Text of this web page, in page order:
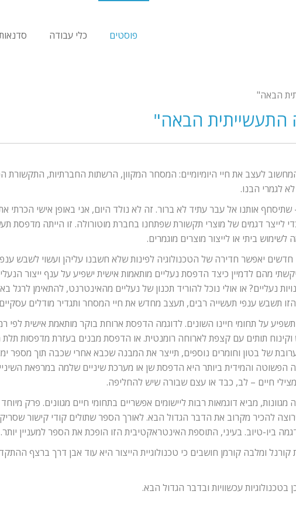
פוסטים כלי עבודה
הבאה"
הבאה"
לעצב את חיי היומיומיים: המסחר המקוון, הרשתות החברתיות, התקשורת
לגמרי הבנו.
אותנו אל עבר עתיד לא ברור. זה לא נולד היום, אני באופן אישי הכרתי
דגמים של מוצרי תקשורת שפתחנו בחברת מוטורולה. זו הייתה מדפסת
ביתי או לייצור מוצרים מוגמרים.
חדשים יאפשר חדירה של הטכנולוגיה לפינות שלא חשבנו עליהן ועשוי לשבש
מהם לדמיין כיצד הדפסת נעליים מותאמות אישית ישפיע על ענף ייצור
נעליים? או אולי נוכל להוריד תכנון של נעליים מהאינטרנט, להתאימן לרגל
הזו תשבש ענפי תעשייה רבים, תעצב מחדש את חיי המסחר ותגדיר מודלים
על תחומי חיינו השונים. לדוגמה הדפסת ארוחת בוקר מותאמת אישית לפי
תותים עם קצפת לארוחה רומנטית. או הדפסת מבנים בעזרת מדפסות תלת
של בטון וחומרים נוספים, תייצר את המבנה שכבא אחרי שכבה תוך מספר
הפשוטה והמידית ביותר היא הדפסת שן או מערכת שיניים שלמה במרפאת
חיים – לב, כבד או עצם שבורה שיש להחליפה.
מביא דוגמאות רבות ליישומים אפשריים בתחומי חיים מגוונים. פרק
להכיר מקרוב את הדבר הגדול הבא. לאורך הספר שתולים קודי קישור
ביו-טיוב. בעיני, התוספת האינטראקטיבית הזו הופכת את הספר למעניין יותר.
קורנל ומלבה קורמן חושבים כי טכנולוגיית הייצור היא עוד אבן דרך ברצף
עכשוויות ובדבר הגדול הבא.